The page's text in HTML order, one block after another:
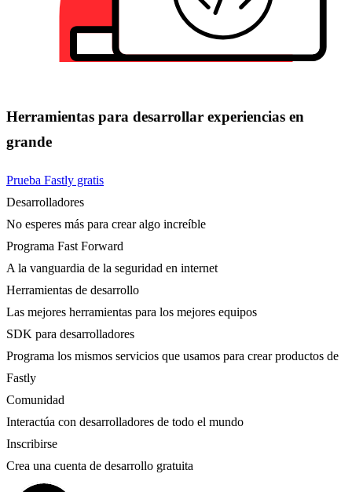
Herramientas para desarrollar experiencias en
grande
Prueba Fastly gratis
Desarrolladores
No esperes más para crear algo increíble
Programa Fast Forward
A la vanguardia de la seguridad en internet
Herramientas de desarrollo
Las mejores herramientas para los mejores equipos
SDK para desarrolladores
Programa los mismos servicios que usamos para crear productos de
Fastly
Comunidad
Interactúa con desarrolladores de todo el mundo
Inscribirse
Crea una cuenta de desarrollo gratuita